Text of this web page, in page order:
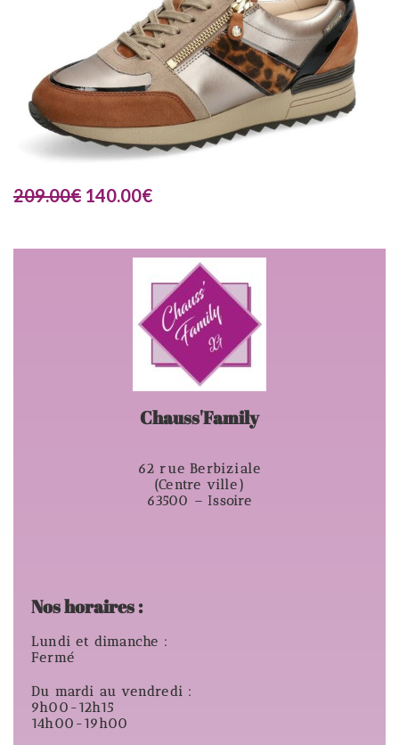
209.00€ 140.00€
Chauss'Family
62 rue Berbiziale
(Centre ville)
63500 – Issoire
Nos horaires :
Lundi et dimanche :
Fermé
Du mardi au vendredi :
9h00-12h15
14h00-19h00